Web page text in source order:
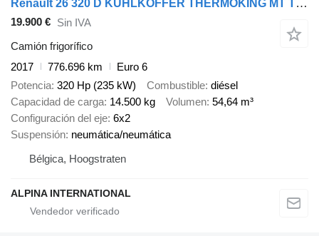
Renault 26 320 D KUHLKOFFER THERMOKING MT T1200 6X2 A/C
19.900 € Sin IVA
Camión frigorífico
2017
776.696 km
Euro 6
Potencia 320 Hp (235 kW) Combustible diésel
Capacidad de carga 14.500 kg Volumen 54,64 m³
Configuración del eje 6x2
Suspensión neumática/neumática
Bélgica, Hoogstraten
ALPINA INTERNATIONAL